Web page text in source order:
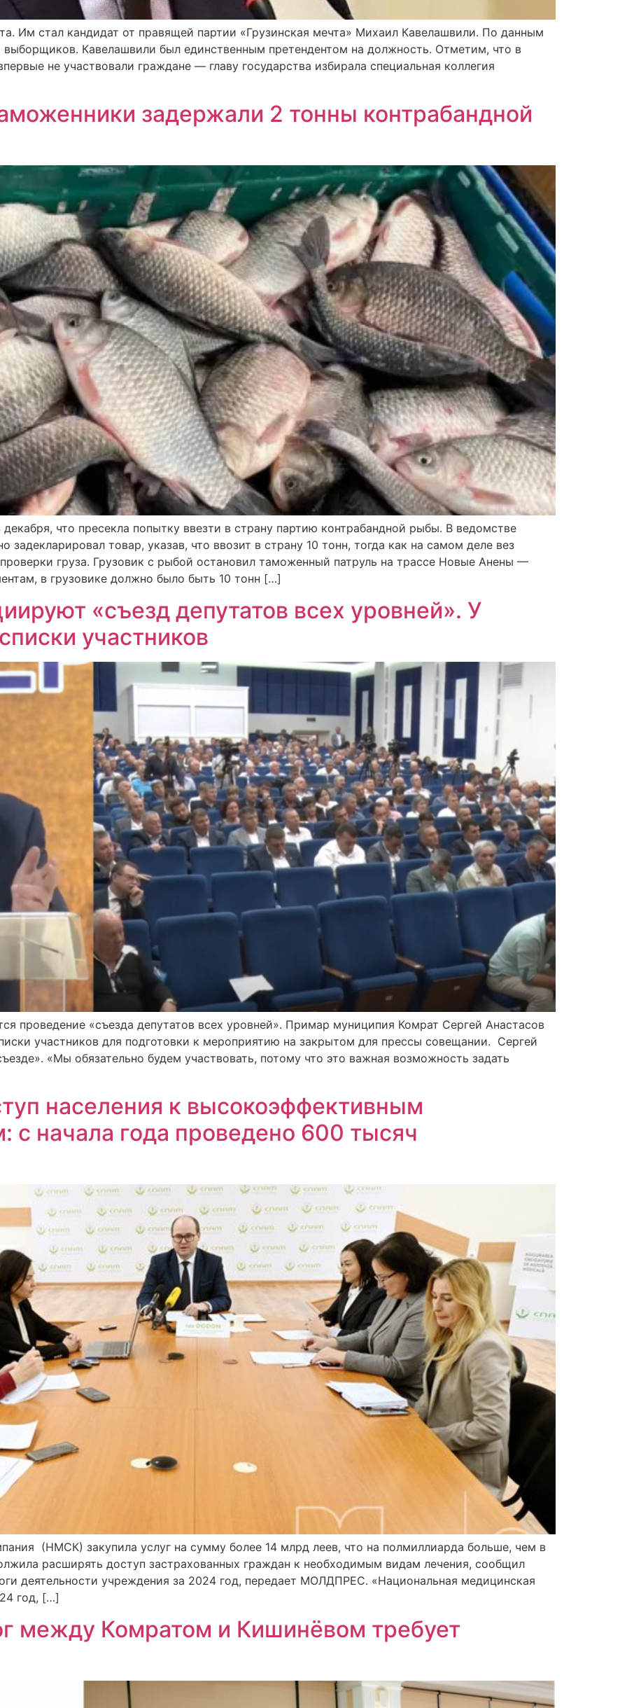
Им стал кандидат от правящей партии «Грузинская мечта» Михаил Кавелашвили. По данным
Кавелашвили был единственным претендентом на должность. Отметим, что в
не участвовали граждане — главу государства избирала специальная коллегия
задержали 2 тонны контрабандной
что пресекла попытку ввезти в страну партию контрабандной рыбы. В ведомстве
задекларировал товар, указав, что ввозит в страну 10 тонн, тогда как на самом деле вез
груза. Грузовик с рыбой остановил таможенный патруль на трассе Новые Анены —
в грузовике должно было быть 10 тонн […]
«съезд депутатов всех уровней». У
участников
проведение «съезда депутатов всех уровней». Примар муниципия Комрат Сергей Анастасов
участников для подготовки к мероприятию на закрытом для прессы совещании. Сергей
«Мы обязательно будем участвовать, потому что это важная возможность задать
населения к высокоэффективным
с начала года проведено 600 тысяч
(НМСК) закупила услуг на сумму более 14 млрд леев, что на полмиллиарда больше, чем в
расширять доступ застрахованных граждан к необходимым видам лечения, сообщил
деятельности учреждения за 2024 год, передает МОЛДПРЕС. «Национальная медицинская
год, […]
между Комратом и Кишинёвом требует